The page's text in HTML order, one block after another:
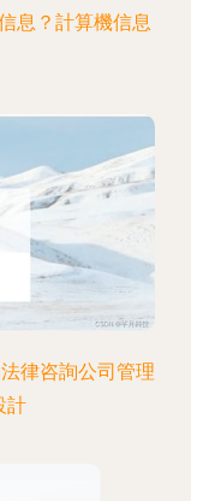
息？計算機信息
律咨詢公司管理
計